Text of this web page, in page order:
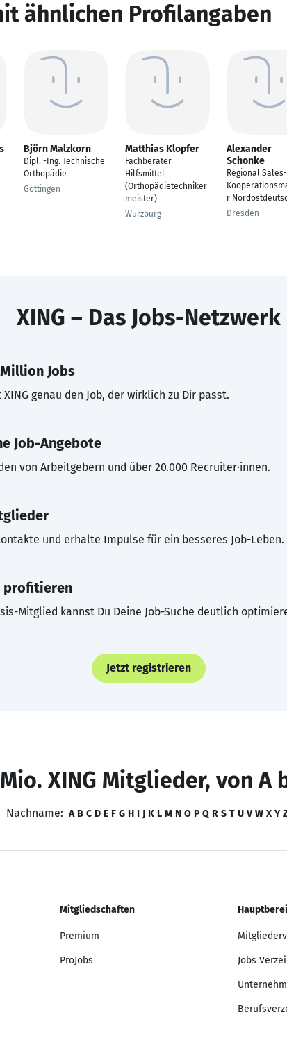
ähnlichen Profilangaben
Björn Malzkorn
Dipl. -Ing. Technische
Orthopädie
Göttingen
Matthias Klopfer
Fachberater
Hilfsmittel
(Orthopädietechniker
meister)
Würzburg
Alexander
Schonke
Regional
r
Dresden
XING – Das Jobs-Netzwerk
Jobs
genau den Job, der wirklich zu Dir passt.
Job-Angebote
von Arbeitgebern und über 20.000 Recruiter·innen.
und erhalte Impulse für ein besseres Job-Leben.
profitieren
Mitglied kannst Du Deine Job-Suche deutlich
Jetzt registrieren
XING Mitglieder, von A
Nachname: A B C D E F G H I J K L M N O P Q R S T U V W X Y
Mitgliedschaften
Premium
ProJobs Jobs